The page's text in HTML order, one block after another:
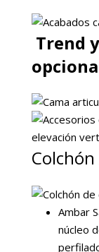
Trend
Ambar
núcleo